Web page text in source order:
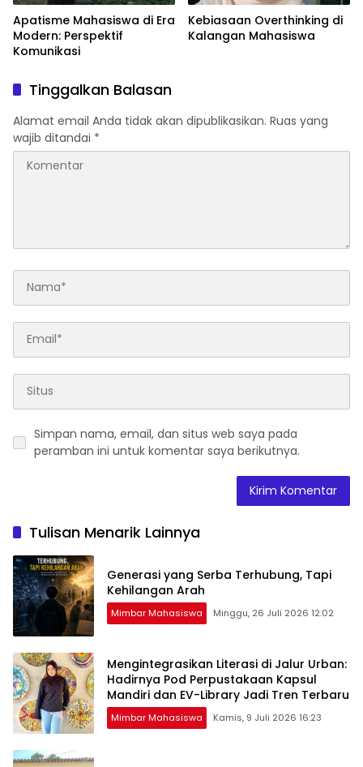
Apatisme Mahasiswa di Era
Modern: Perspektif
Komunikasi
Kebiasaan Overthinking di
Kalangan Mahasiswa
Tinggalkan Balasan
Alamat email Anda tidak akan dipublikasikan. Ruas yang
wajib ditandai *
Simpan nama, email, dan situs web saya pada
peramban ini untuk komentar saya berikutnya.
Tulisan Menarik Lainnya
Generasi yang Serba Terhubung, Tapi
Kehilangan Arah
Mimbar Mahasiswa Minggu, 26 Juli 2026 12:02
Mengintegrasikan Literasi di Jalur Urban:
Hadirnya Pod Perpustakaan Kapsul
Mandiri dan EV-Library Jadi Tren Terbaru
Mimbar Mahasiswa Kamis, 9 Juli 2026 16:23